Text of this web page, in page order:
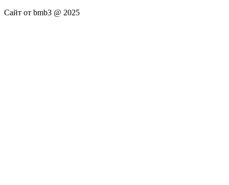
Сайт от bmb3 @ 2025